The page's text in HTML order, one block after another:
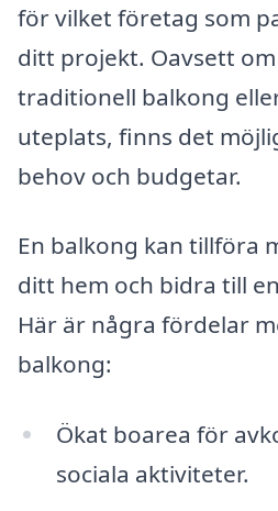
för vilket företag som
ditt projekt. Oavsett
traditionell balkong
uteplats, finns det
behov och budgetar.
En balkong kan tillföra
ditt hem och bidra till
Här är några fördelar
balkong:
Ökat boarea för
sociala aktiviteter.